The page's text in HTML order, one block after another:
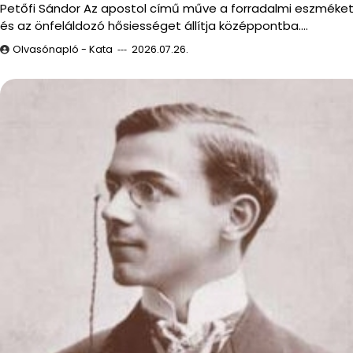
Petőfi Sándor Az apostol című műve a forradalmi eszméket
és az önfeláldozó hősiességet állítja középpontba.…
Olvasónapló - Kata 2026.07.26.